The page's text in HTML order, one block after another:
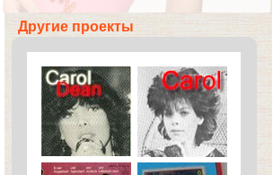
Другие проекты